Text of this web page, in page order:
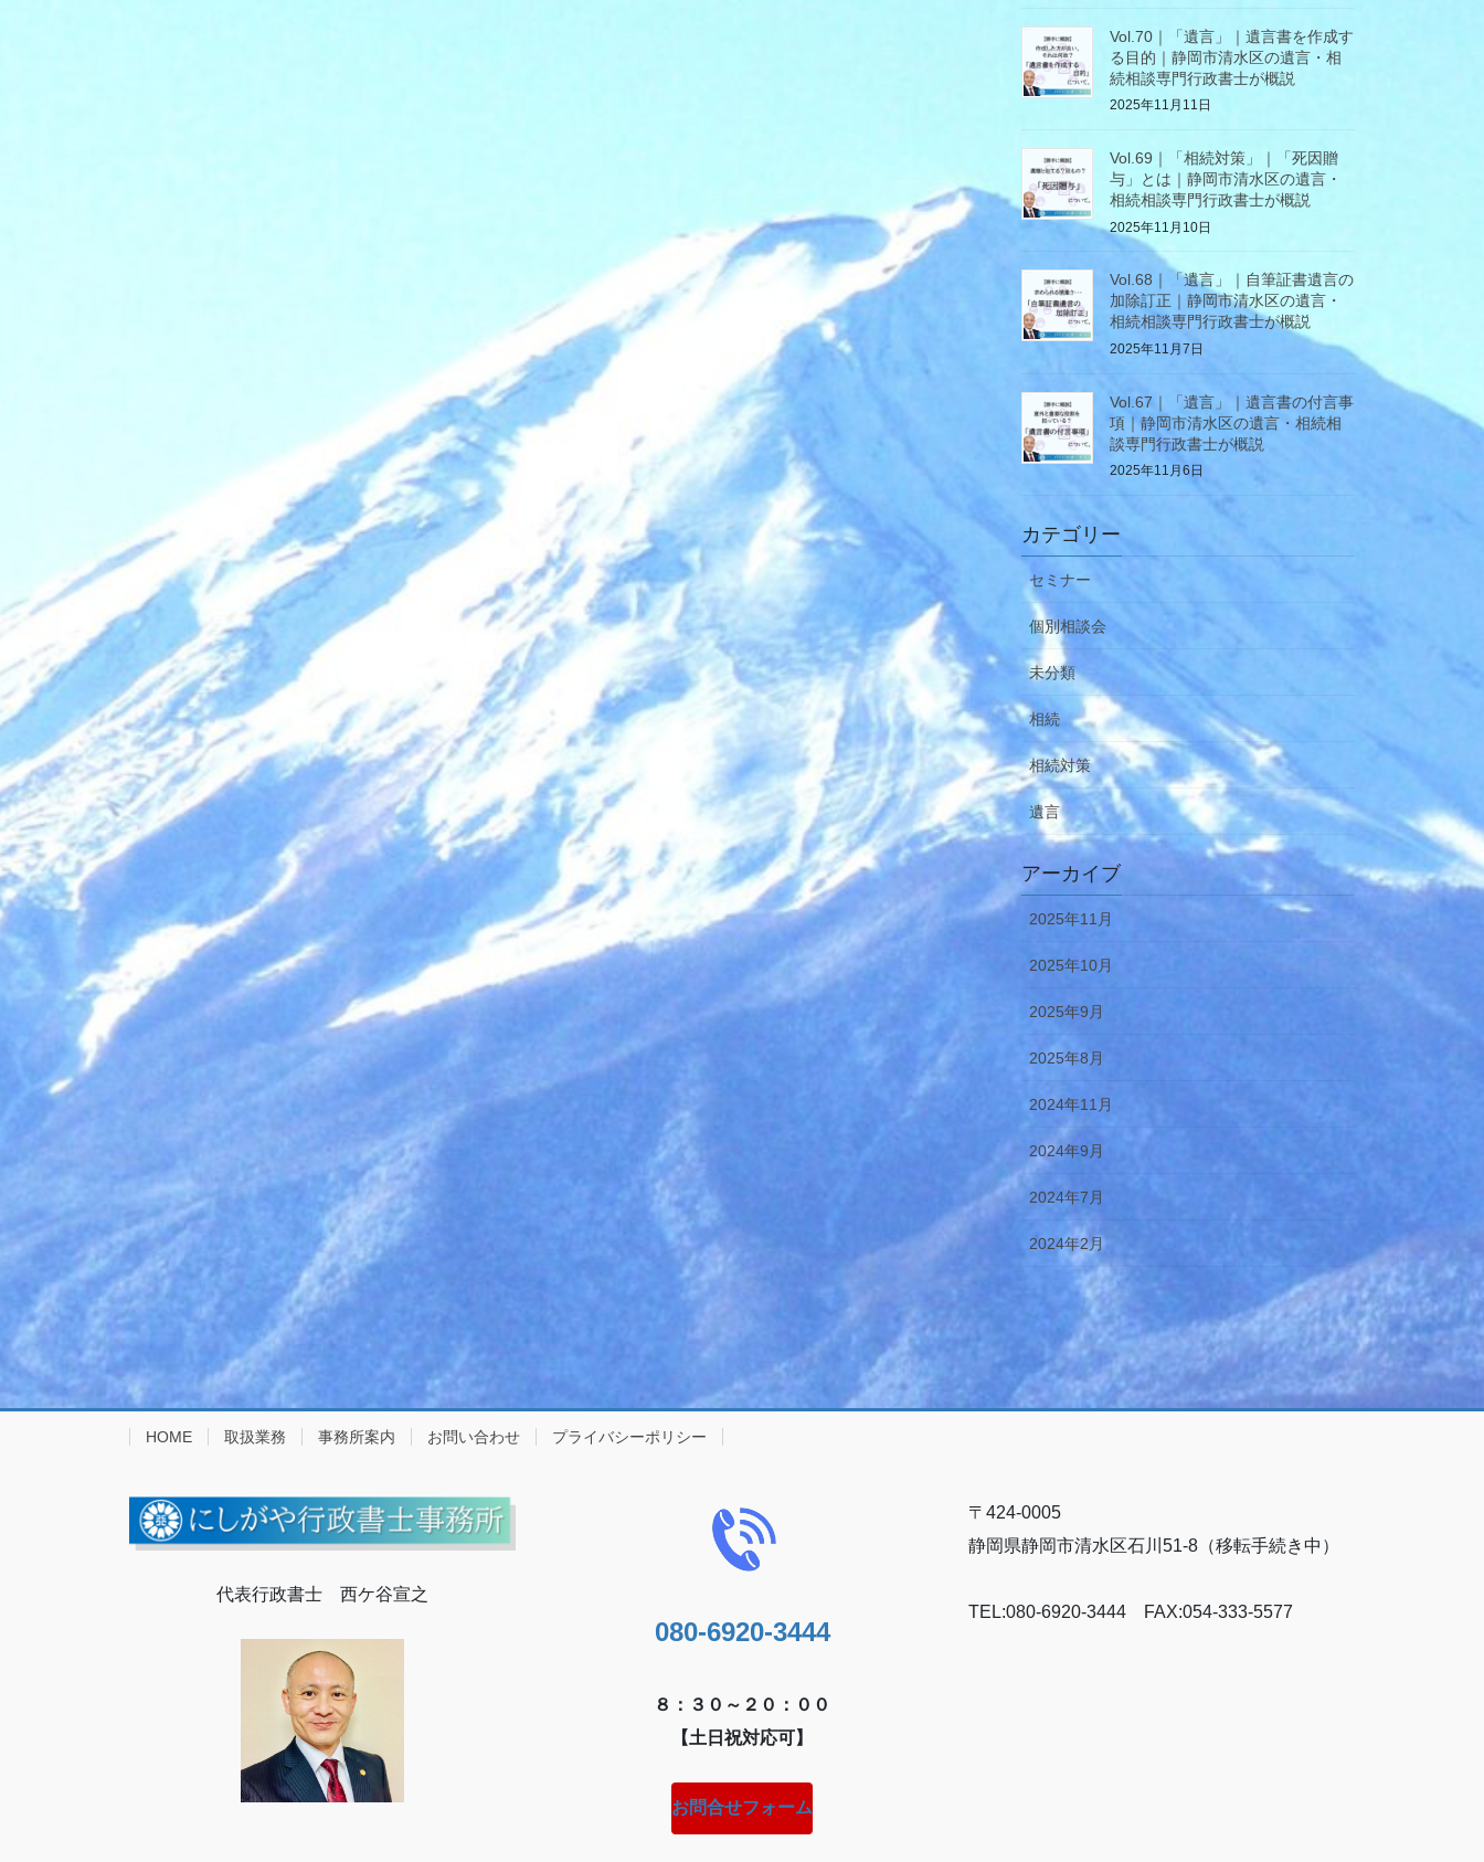
Vol.70｜「遺言」｜遺言書を作成す
る目的｜静岡市清水区の遺言・相
続相談専門行政書士が概説
2025年11月11日
Vol.69｜「相続対策」｜「死因贈
与」とは｜静岡市清水区の遺言・
相続相談専門行政書士が概説
2025年11月10日
Vol.68｜「遺言」｜自筆証書遺言の
加除訂正｜静岡市清水区の遺言・
相続相談専門行政書士が概説
2025年11月7日
Vol.67｜「遺言」｜遺言書の付言事
項｜静岡市清水区の遺言・相続相
談専門行政書士が概説
2025年11月6日
カテゴリー
セミナー
個別相談会
未分類
相続
相続対策
遺言
アーカイブ
2025年11月
2025年10月
2025年9月
2025年8月
2024年11月
2024年9月
2024年7月
2024年2月
HOME 取扱業務 事務所案内 お問い合わせ プライバシーポリシー
代表行政書士 西ケ谷宣之
080-6920-3444
８：３０～２０：００
【土日祝対応可】
お問合せフォーム
〒424-0005
静岡県静岡市清水区石川51-8（移転手続き中）
TEL:080-6920-3444 FAX:054-333-5577